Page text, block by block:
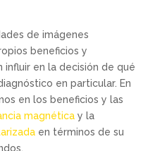
de imágenes
beneficios y
influir en la decisión de qué
en particular. En
en los beneficios y las
magnéticay la
en términos de su